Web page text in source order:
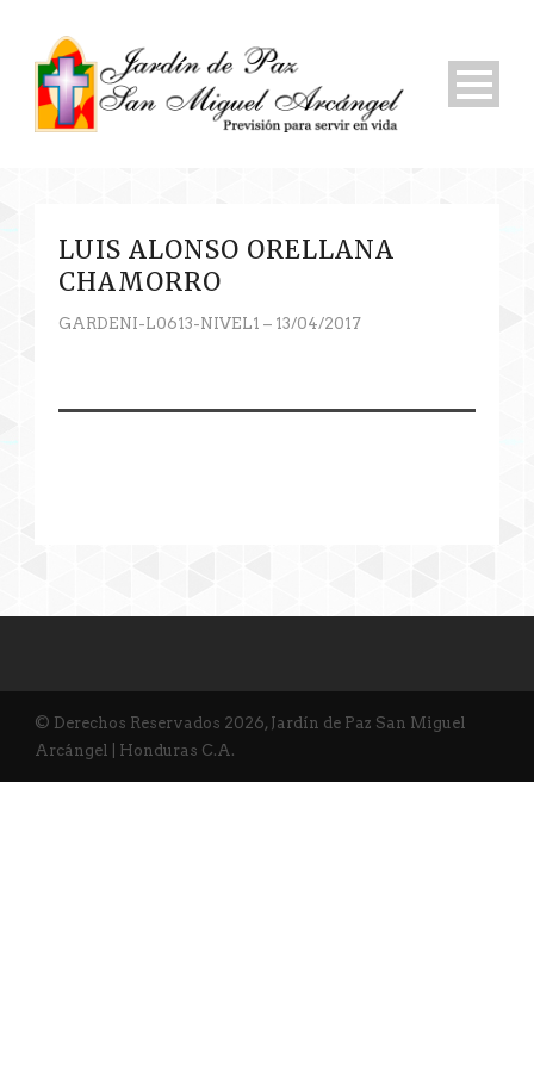
LUIS ALONSO ORELLANA
CHAMORRO
GARDENI-L0613-NIVEL1 – 13/04/2017
© Derechos Reservados 2026, Jardín de Paz San Miguel
Arcángel | Honduras C.A.